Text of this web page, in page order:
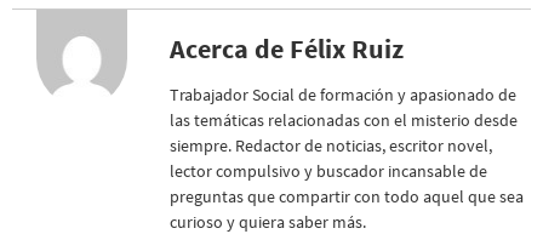
Acerca de Félix Ruiz
Trabajador Social de formación y apasionado de
las temáticas relacionadas con el misterio desde
siempre. Redactor de noticias, escritor novel,
lector compulsivo y buscador incansable de
preguntas que compartir con todo aquel que sea
curioso y quiera saber más.